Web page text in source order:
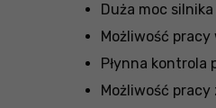
Duża moc
Możliwość
Płynna
Możliwość